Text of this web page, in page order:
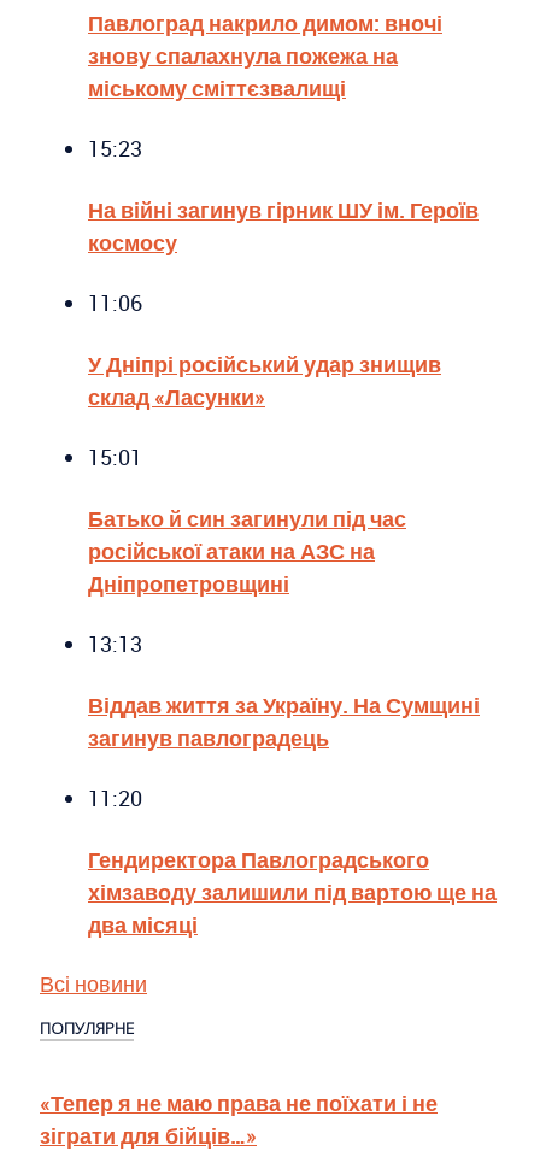
Павлоград накрило димом: вночі
знову спалахнула пожежа на
міському сміттєзвалищі
15:23
На війні загинув гірник ШУ ім. Героїв
космосу
11:06
У Дніпрі російський удар знищив
склад «Ласунки»
15:01
Батько й син загинули під час
російської атаки на АЗС на
Дніпропетровщині
13:13
Віддав життя за Україну. На Сумщині
загинув павлоградець
11:20
Гендиректора Павлоградського
хімзаводу залишили під вартою ще на
два місяці
Всі новини
ПОПУЛЯРНЕ
«Тепер я не маю права не поїхати і не
зіграти для бійців…»